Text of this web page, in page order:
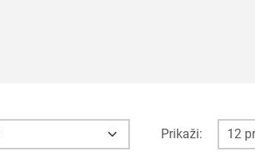
Prikaži: